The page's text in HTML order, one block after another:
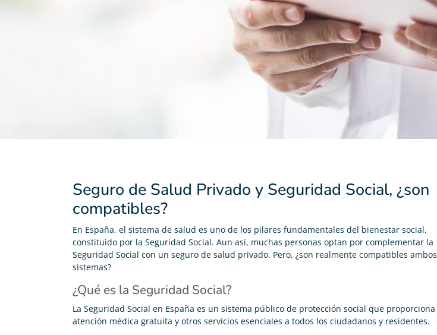
Seguro de Salud Privado y Seguridad Social, ¿son
compatibles?
En España, el sistema de salud es uno de los pilares fundamentales del bienestar social,
constituido por la Seguridad Social. Aun así, muchas personas optan por complementar la
Seguridad Social con un seguro de salud privado. Pero, ¿son realmente compatibles ambos
sistemas?
¿Qué es la Seguridad Social?
La Seguridad Social en España es un sistema público de protección social que proporciona
atención médica gratuita y otros servicios esenciales a todos los ciudadanos y residentes.